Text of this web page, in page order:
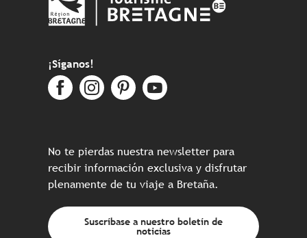
¡Síganos!
No te pierdas nuestra newsletter para
recibir información exclusiva y disfrutar
plenamente de tu viaje a Bretaña.
Suscríbase a nuestro boletín de
noticias